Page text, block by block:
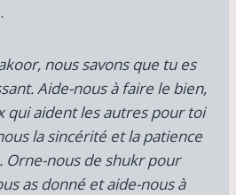
nous savons que tu es
Aide-nous à faire le bien,
qui aident les autres pour toi
la sincérité et la patience
Orne-nous de shukr pour
as donné et aide-nous à